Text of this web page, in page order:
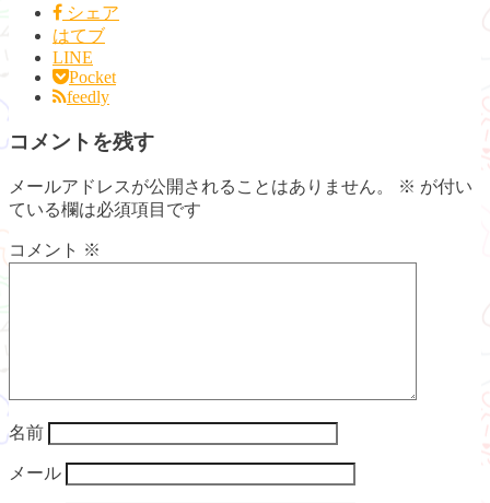
シェア
はてブ
LINE
Pocket
feedly
コメントを残す
メールアドレスが公開されることはありません。 ※ が付い
ている欄は必須項目です
コメント ※
名前
メール